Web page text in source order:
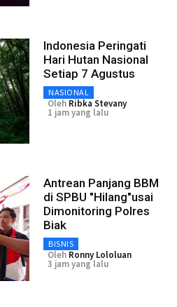
Indonesia Peringati
Hari Hutan Nasional
Setiap 7 Agustus
NASIONAL
Oleh Ribka Stevany
1 jam yang lalu
Antrean Panjang BBM
di SPBU "Hilang"usai
Dimonitoring Polres
Biak
BISNIS
Oleh Ronny Lololuan
3 jam yang lalu